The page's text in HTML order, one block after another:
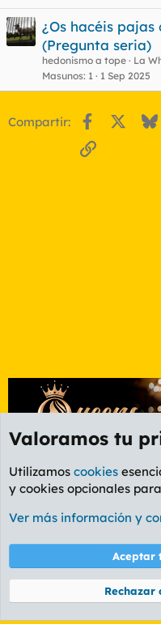
¿Os hacéis pajas
(Pregunta seria)
hedonismo a tope
La
Masunos 1 1 Sep 2025
Compartir: Facebook
Enlace
Foro General
Cookies
PL
Términos y
Community platform by XenForo®
Valoramos tu
Utilizamos cookies
y cookies opcionales
Ver más información y
Aceptar
Rechazar